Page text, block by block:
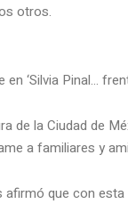
otros.
‘Silvia Pinal…
de la Ciudad de
a familiares y
que con esta